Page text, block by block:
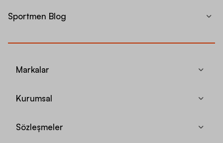
Sportmen Blog
Markalar
Kurumsal
Sözleşmeler